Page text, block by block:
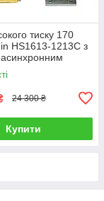
тиску 170
HS1613-1213C з
продуктивністю
24 300 ₴
Купити